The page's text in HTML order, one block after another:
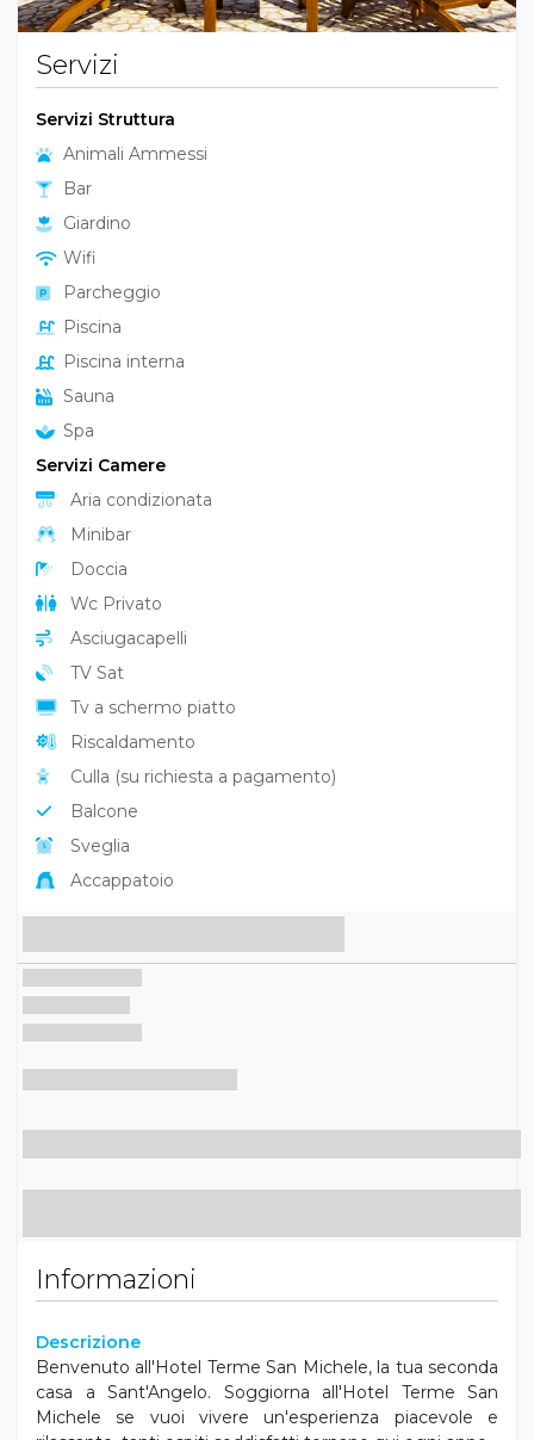
Servizi
Servizi Struttura
Animali Ammessi
Bar
Giardino
Wifi
Parcheggio
Piscina
Piscina interna
Sauna
Spa
Servizi Camere
Aria condizionata
Minibar
Doccia
Wc Privato
Asciugacapelli
TV Sat
Tv a schermo piatto
Riscaldamento
Culla (su richiesta a pagamento)
Balcone
Sveglia
Accappatoio
Informazioni
Descrizione
Benvenuto all'Hotel Terme San Michele, la tua seconda
casa a Sant'Angelo. Soggiorna all'Hotel Terme San
Michele se vuoi vivere un'esperienza piacevole e